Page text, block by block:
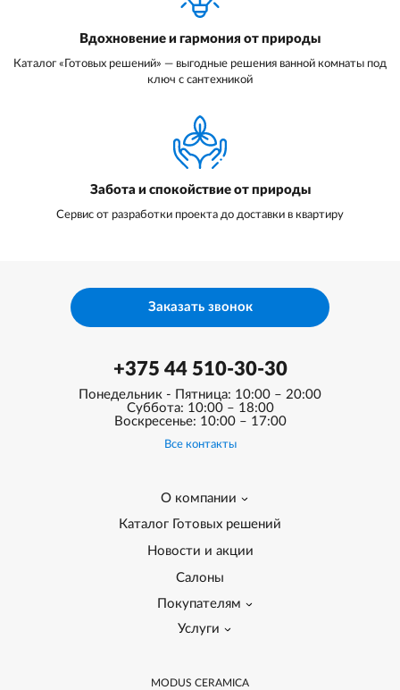
Вдохновение и гармония от природы
Каталог «Готовых решений» — выгодные решения ванной комнаты под
ключ с сантехникой
Забота и спокойствие от природы
Сервис от разработки проекта до доставки в квартиру
+375 44 510-30-30
Понедельник - Пятница: 10:00 – 20:00
Суббота: 10:00 – 18:00
Воскресенье: 10:00 – 17:00
Все контакты
О компании
Каталог Готовых решений
Новости и акции
Салоны
Покупателям
Услуги
Заказать звонок
MODUS CERAMICA